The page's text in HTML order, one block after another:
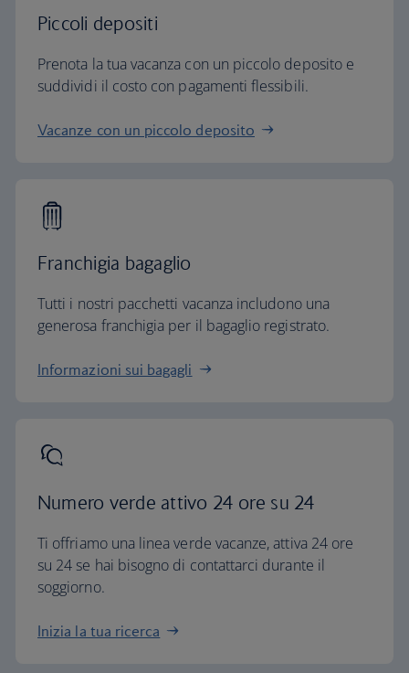
Piccoli depositi
Prenota la tua vacanza con un piccolo deposito e
suddividi il costo con pagamenti flessibili.
Vacanze con un piccolo deposito
Franchigia bagaglio
Tutti i nostri pacchetti vacanza includono una
generosa franchigia per il bagaglio registrato.
Informazioni sui bagagli
Numero verde attivo 24 ore su 24
Ti offriamo una linea verde vacanze, attiva 24 ore
su 24 se hai bisogno di contattarci durante il
soggiorno.
Inizia la tua ricerca